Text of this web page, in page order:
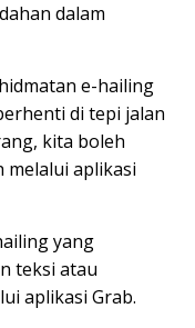
dalam
e-hailing
di tepi jalan
kita boleh
melalui aplikasi
yang
teksi atau
aplikasi Grab.